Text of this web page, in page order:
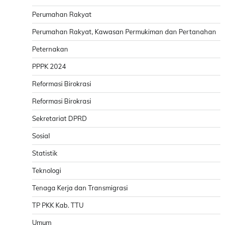
Perumahan Rakyat
Perumahan Rakyat, Kawasan Permukiman dan Pertanahan
Peternakan
PPPK 2024
Reformasi Birokrasi
Reformasi Birokrasi
Sekretariat DPRD
Sosial
Statistik
Teknologi
Tenaga Kerja dan Transmigrasi
TP PKK Kab. TTU
Umum